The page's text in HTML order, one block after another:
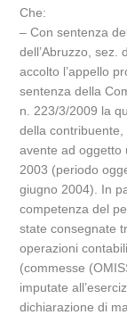
Che:
– Con sentenza
dell’Abruzzo, sez.
accolto l’appello
sentenza della
n. 223/3/2009 la
della contribuente,
avente ad oggetto
2003 (periodo
giugno 2004). In
competenza del
state consegnate
operazioni
(commesse
imputate
dichiarazione di